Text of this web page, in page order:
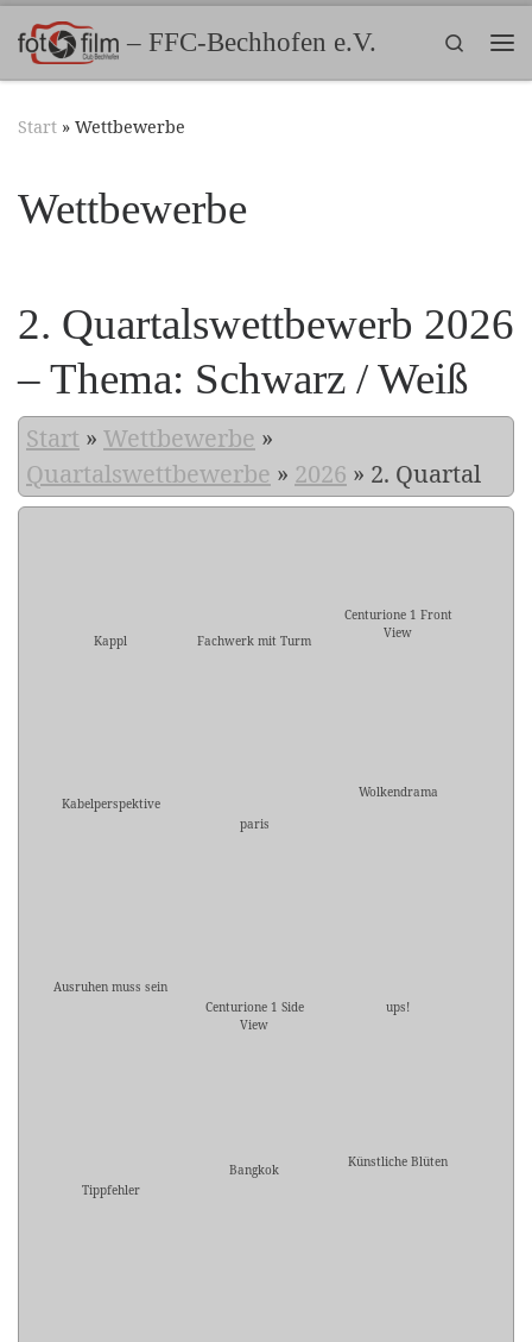
Zum Inhalt springen– FFC-Bechhofen e.V.
Search
Start » Wettbewerbe
Wettbewerbe
2. Quartalswettbewerb 2026
– Thema: Schwarz / Weiß
Start » Wettbewerbe »
Quartalswettbewerbe » 2026 » 2. Quartal
Kappl Fachwerk mit Turm
Centurione 1 Front
View
Kabelperspektive
paris
Wolkendrama
Ausruhen muss sein
Centurione 1 Side
View
ups!
Tippfehler
Bangkok Künstliche Blüten